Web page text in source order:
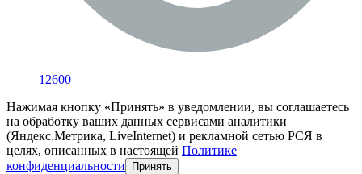
12600
Нажимая кнопку «Принять» в уведомлении, вы соглашаетесь
на обработку ваших данных сервисами аналитики
(Яндекс.Метрика, LiveInternet) и рекламной сетью РСЯ в
целях, описанных в настоящей Политике
конфиденциальности
Принять